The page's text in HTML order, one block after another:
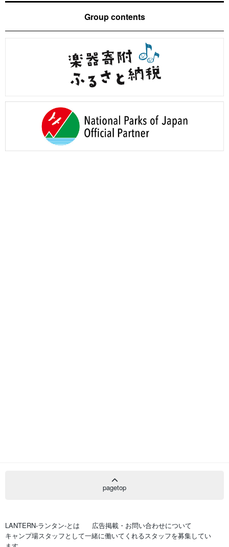
Group contents
pagetop
LANTERN-ランタン-とは
広告掲載・お問い合わせについて
キャンプ場スタッフとして一緒に働いてくれるスタッフを募集してい